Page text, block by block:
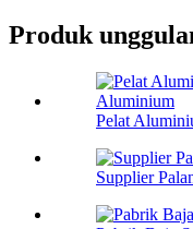
Produk
Pelat
Supplier